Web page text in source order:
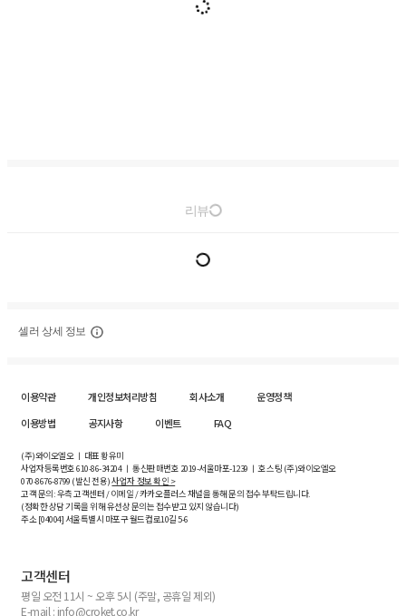
리뷰
셀러 상세 정보
이용약관 개인정보처리방침 회사소개
운영정책
이용방법
공지사항 이벤트 FAQ
(주)와이오엘오 ㅣ 대표 황유미
사업자등록번호610-86-34204ㅣ 통신판매번호 2019-서울마포-1239 ㅣ 호스팅 (주)와이오엘오
070-8676-8799 (발신 전용)사업자 정보 확인 >
고객 문의: 우측 고객센터 / 이메일 / 카카오플러스 채널을 통해 문의 접수 부탁드립니다.
(정확한 상담 기록을 위해 유선상 문의는 접수받고 있지 않습니다)
주소 [04004] 서울특별시 마포구 월드컵로10길5-6
고객센터
평일 오전 11시 ~ 오후 5시 (주말, 공휴일 제외)
E-mail : info@croket.co.kr